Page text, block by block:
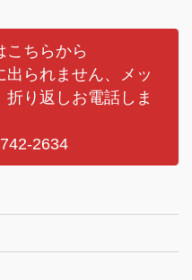
こちらから
られません、メッ
り返しお電話しま
2634